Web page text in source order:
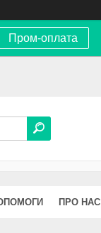
Пром-оплата
ПРО НАС